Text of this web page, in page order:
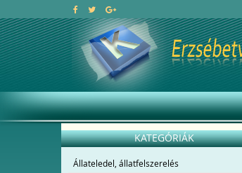
KATEGÓRIÁK
Állateledel, állatfelszerelés